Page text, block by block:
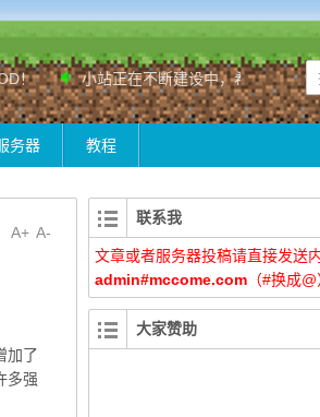
小站正在不断建设中，希望大家多多支持，
务器 教程
A-
A+
加了
多强
联系我
文章或者服务器投稿请直接发送
admin#mccome.com （#换成@
大家赞助